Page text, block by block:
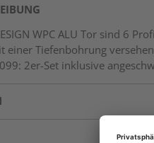
WPC ALU Tor sind 6
einer Tiefenbohrung
2er-Set inklusive